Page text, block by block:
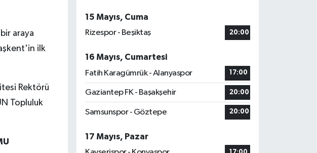
araya
ilk
Rektörü
Topluluk
15 Mayıs, Cuma
Rizespor - Beşiktaş
20:00
16 Mayıs, Cumartesi
Fatih Karagümrük - Alanyaspor
17:00
Gaziantep FK - Başakşehir 20:00
Samsunspor - Göztepe 20:00
17 Mayıs, Pazar